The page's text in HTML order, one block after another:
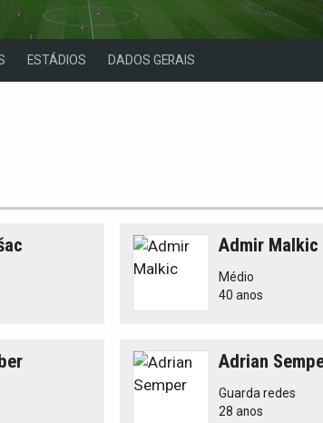
ESTÁDIOS DADOS GERAIS
Admir Malkic
Médio
40 anos
Adrian
Guarda redes
28 anos